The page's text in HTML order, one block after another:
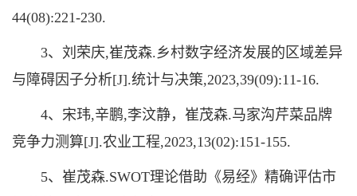
44(08):221-230.
3、刘荣庆,崔茂森.乡村数字经济发展的区域差异
与障碍因子分析[J].统计与决策,2023,39(09):11-16.
4、宋玮,辛鹏,李汶静，崔茂森.马家沟芹菜品牌
竞争力测算[J].农业工程,2023,13(02):151-155.
5、崔茂森.SWOT理论借助《易经》精确评估市